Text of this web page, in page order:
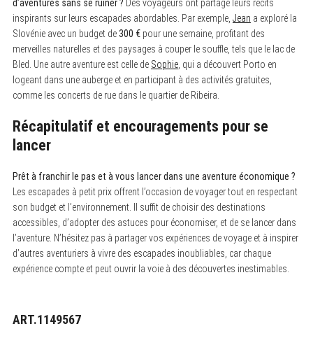
d’aventures sans se ruiner ? Des voyageurs ont partagé leurs récits
inspirants sur leurs escapades abordables. Par exemple, Jean a exploré la
Slovénie avec un budget de300 €pour une semaine, profitant des
merveilles naturelles et des paysages à couper le souffle, tels que le lac de
Bled. Une autre aventure est celle de Sophie, qui a découvert Porto en
logeant dans une auberge et en participant à des activités gratuites,
comme les concerts de rue dans le quartier de Ribeira.
Récapitulatif et encouragements pour se
lancer
Prêt à franchir le pas et à vous lancer dans une aventure économique ?
Les escapades à petit prix offrent l’occasion de voyager tout en respectant
son budget et l’environnement. Il suffit de choisir des destinations
accessibles, d’adopter des astuces pour économiser, et de se lancer dans
l’aventure. N’hésitez pas à partager vos expériences de voyage et à inspirer
d’autres aventuriers à vivre des escapades inoubliables, car chaque
expérience compte et peut ouvrir la voie à des découvertes inestimables.
ART.1149567